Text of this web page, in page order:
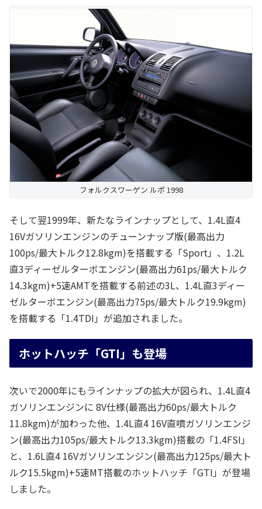
フォルクスワーゲン ルポ 1998
そして翌1999年、新たなラインナップとして、1.4L直4
16Vガソリンエンジンのチューンナップ版(最高出力
100ps/最大トルク12.8kgm)を搭載する「Sport」、1.2L
直3ディーゼルターボエンジン(最高出力61ps/最大トルク
14.3kgm)+5速AMTを搭載する前述の3L、1.4L直3ディー
ゼルターボエンジン(最高出力75ps/最大トルク19.9kgm)
を搭載する「1.4TDI」が追加されました。
ホットハッチ「GTI」も登場
次いで2000年にもラインナップの拡大が図られ、1.4L直4
ガソリンエンジンに 8V仕様(最高出力60ps/最大トルク
11.8kgm)が加わった他、1.4L直4 16V直噴ガソリンエンジ
ン(最高出力105ps/最大トルク13.3kgm)搭載の「1.4FSI」
と、1.6L直4 16Vガソリンエンジン(最高出力125ps/最大ト
ルク15.5kgm)+5速MT搭載のホットハッチ「GTI」が登場
しました。